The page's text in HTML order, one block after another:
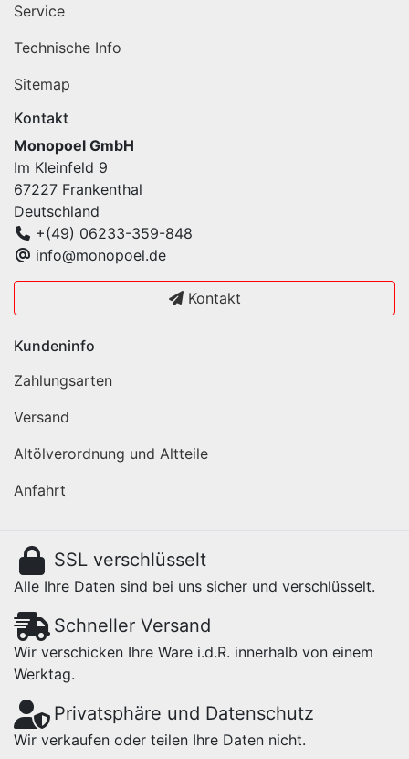
Service
Technische Info
Sitemap
Kontakt
Monopoel GmbH
Im Kleinfeld 9
67227 Frankenthal
Deutschland
+(49) 06233-359-848
info@monopoel.de
Kontakt
Kundeninfo
Zahlungsarten
Versand
Altölverordnung und Altteile
Anfahrt
SSL verschlüsselt
Alle Ihre Daten sind bei uns sicher und verschlüsselt.
Schneller Versand
Wir verschicken Ihre Ware i.d.R. innerhalb von einem
Werktag.
Privatsphäre und Datenschutz
Wir verkaufen oder teilen Ihre Daten nicht.